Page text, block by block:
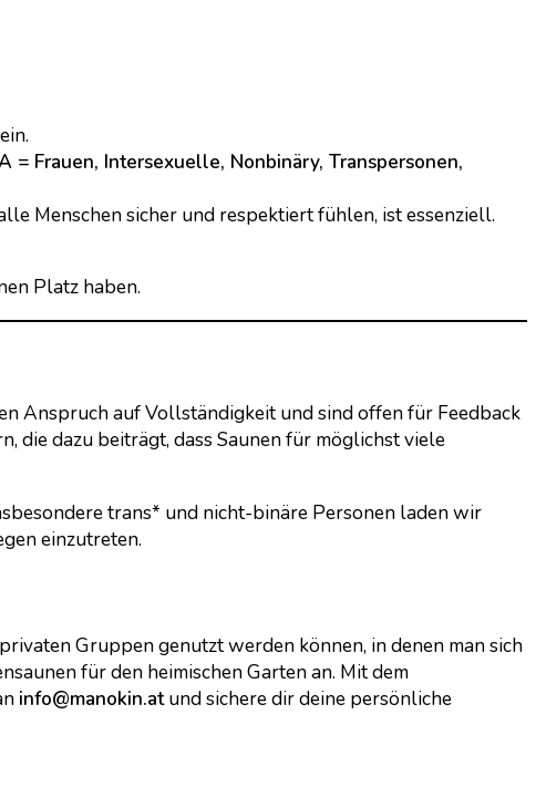
Frauen, Intersexuelle, Nonbinäry, Transpersonen,
Menschen sicher und respektiert fühlen, ist essenziell.
Platz haben.
Anspruch auf Vollständigkeit und sind offen für Feedback
die dazu beiträgt, dass Saunen für möglichst viele
trans* und nicht-binäre Personen laden wir
einzutreten.
Gruppen genutzt werden können, in denen man sich
für den heimischen Garten an. Mit dem
info@manokin.atund sichere dir deine persönliche